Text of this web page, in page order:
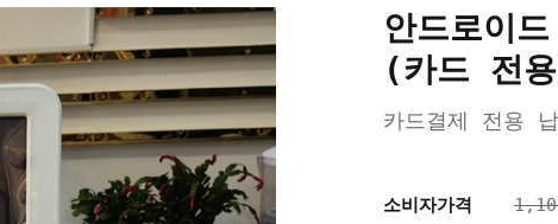
안드로이
(카드 전
카드결제 전용
소비자가격